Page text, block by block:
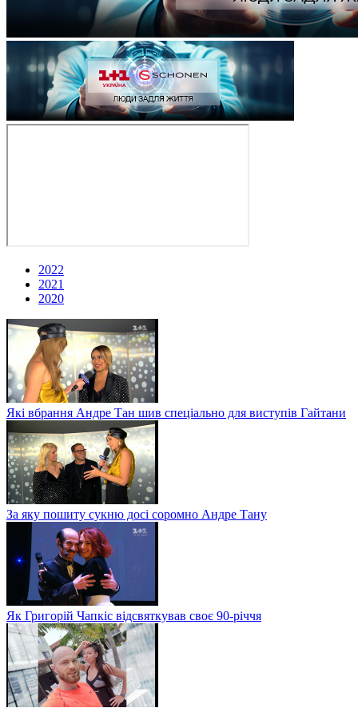
2022
2021
2020
Які вбрання Андре Тан шив спеціально для виступів Гайтани
За яку пошиту сукню досі соромно Андре Тану
Як Григорій Чапкіс відсвяткував своє 90-річчя